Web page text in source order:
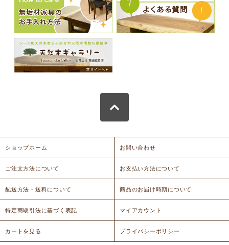
ショップホーム お問い合わせ
ご注文方法について お支払い方法について
配送方法・送料について 商品のお届け時期について
特定商取引法に基づく表記 マイアカウント
カートを見る プライバシーポリシー